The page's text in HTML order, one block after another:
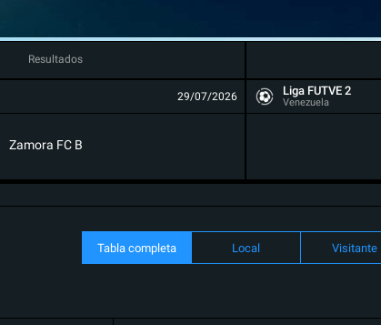
Resultados
29/07/2026
Zamora FC B
Liga FUTVE 2
Venezuela
Tabla completa Local Visitante